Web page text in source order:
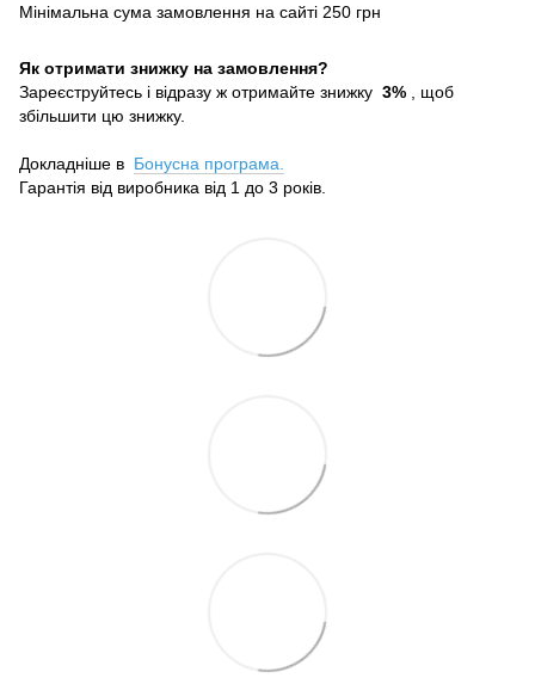
Мінімальна сума замовлення на сайті 250 грн
Як отримати знижку на замовлення?
Зареєструйтесь і відразу ж отримайте знижку 3% , щоб
збільшити цю знижку.
Докладніше в Бонусна програма.
Гарантія від виробника від 1 до 3 років.